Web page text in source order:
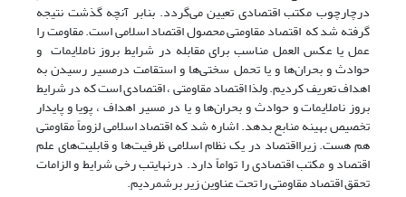
درچارچوب مکتب اقتصادی تعیین می‌گردد. بنابر آنچه گذشت نتیجه
گرفته شد که اقتصاد مقاومتی محصول اقتصاد اسلامی است. مقاومت را
عمل یا عکس العمل مناسب برای مقابله در شرایط بروز ناملایمات و
حوادث و بحران‌ها و یا تحمل سختی‌ها و استقامت درمسیر رسیدن به
اهداف تعریف کردیم. ولذا اقتصاد مقاومتی ، اقتصادی است که در شرایط
بروز ناملایمات و حوادث و بحران‌ها و یا در مسیر اهداف ، پویا و پایدار
تخصیص بهینه منابع بدهد. اشاره شد که اقتصاد اسلامی لزوماً مقاومتی
هم هست. زیرااقتصاد در یک نظام اسلامی ظرفیت‌ها و قابلیت‌های علم
اقتصاد و مکتب اقتصادی را تواماً دارد. درنهایتب رخی شرایط و الزامات
تحقق اقتصاد مقاومتی را تحت عناوین زیر برشمردیم.